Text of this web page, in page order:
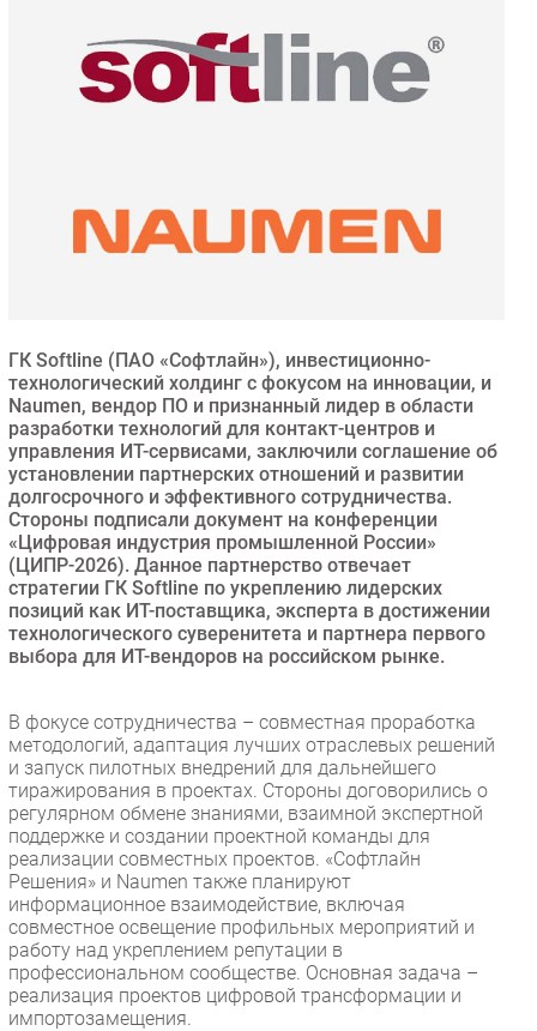
Торговые сети
Оборудование
Регулирование
Инновации
CIO/Управление ИТ
Гаджеты
Здоровье
РАЗДЕЛЫ
Новости
Аналитика
Интервью
Проекты
IT класс
Тестовый стенд
Каталог компаний
ГК Softline (ПАО «Софтлайн»), инвестиционно-
технологический холдинг с фокусом на инновации, и
Naumen, вендор ПО и признанный лидер в области
разработки технологий для контакт-центров и
управления ИТ-сервисами, заключили соглашение об
установлении партнерских отношений и развитии
долгосрочного и эффективного сотрудничества.
Стороны подписали документ на конференции
«Цифровая индустрия промышленной России»
(ЦИПР-2026). Данное партнерство отвечает
стратегии ГК Softline по укреплению лидерских
позиций как ИТ-поставщика, эксперта в достижении
технологического суверенитета и партнера первого
выбора для ИТ-вендоров на российском рынке.
В фокусе сотрудничества – совместная проработка
методологий, адаптация лучших отраслевых решений
и запуск пилотных внедрений для дальнейшего
тиражирования в проектах. Стороны договорились о
регулярном обмене знаниями, взаимной экспертной
поддержке и создании проектной команды для
реализации совместных проектов. «Софтлайн
Решения» и Naumen также планируют
информационное взаимодействие, включая
совместное освещение профильных мероприятий и
работу над укреплением репутации в
профессиональном сообществе. Основная задача –
реализация проектов цифровой трансформации и
импортозамещения.